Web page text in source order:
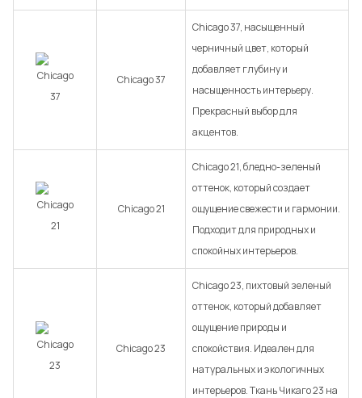
Chicago 37
Chicago 37, насыщенный
черничный цвет, который
добавляет глубину и
насыщенность интерьеру.
Прекрасный выбор для
акцентов.
Chicago 21
Chicago 21, бледно-зеленый
оттенок, который создает
ощущение свежести и гармонии.
Подходит для природных и
спокойных интерьеров.
Chicago 23
Chicago 23, пихтовый зеленый
оттенок, который добавляет
ощущение природы и
спокойствия. Идеален для
натуральных и экологичных
интерьеров. Ткань Чикаго 23 на